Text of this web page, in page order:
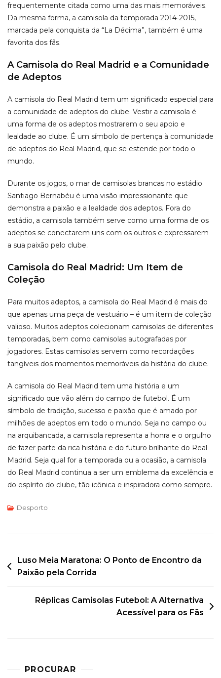
frequentemente citada como uma das mais memoráveis.
Da mesma forma, a camisola da temporada 2014-2015,
marcada pela conquista da “La Décima”, também é uma
favorita dos fãs.
A Camisola do Real Madrid e a Comunidade
de Adeptos
A camisola do Real Madrid tem um significado especial para
a comunidade de adeptos do clube. Vestir a camisola é
uma forma de os adeptos mostrarem o seu apoio e
lealdade ao clube. É um símbolo de pertença à comunidade
de adeptos do Real Madrid, que se estende por todo o
mundo.
Durante os jogos, o mar de camisolas brancas no estádio
Santiago Bernabéu é uma visão impressionante que
demonstra a paixão e a lealdade dos adeptos. Fora do
estádio, a camisola também serve como uma forma de os
adeptos se conectarem uns com os outros e expressarem
a sua paixão pelo clube.
Camisola do Real Madrid: Um Item de
Coleção
Para muitos adeptos, a camisola do Real Madrid é mais do
que apenas uma peça de vestuário – é um item de coleção
valioso. Muitos adeptos colecionam camisolas de diferentes
temporadas, bem como camisolas autografadas por
jogadores. Estas camisolas servem como recordações
tangíveis dos momentos memoráveis da história do clube.
A camisola do Real Madrid tem uma história e um
significado que vão além do campo de futebol. É um
símbolo de tradição, sucesso e paixão que é amado por
milhões de adeptos em todo o mundo. Seja no campo ou
na arquibancada, a camisola representa a honra e o orgulho
de fazer parte da rica história e do futuro brilhante do Real
Madrid. Seja qual for a temporada ou a ocasião, a camisola
do Real Madrid continua a ser um emblema da excelência e
do espírito do clube, tão icônica e inspiradora como sempre.
Desporto
Post
navigation
Luso Meia Maratona: O Ponto de Encontro da
Paixão pela Corrida
Réplicas Camisolas Futebol: A Alternativa
Acessível para os Fãs
PROCURAR